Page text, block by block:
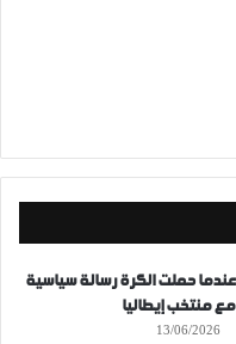
عندما حملت الكرة رسالة سياسية
مع منتخب إيطاليا
13/06/2026